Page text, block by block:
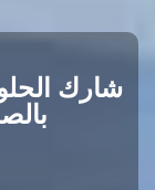
شارك